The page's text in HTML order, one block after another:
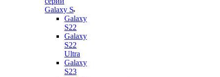
Galaxy S
Galaxy
S22
Galaxy
S22
Ultra
Galaxy
S23